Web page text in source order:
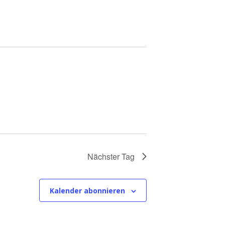
Nächster Tag
Kalender abonnieren